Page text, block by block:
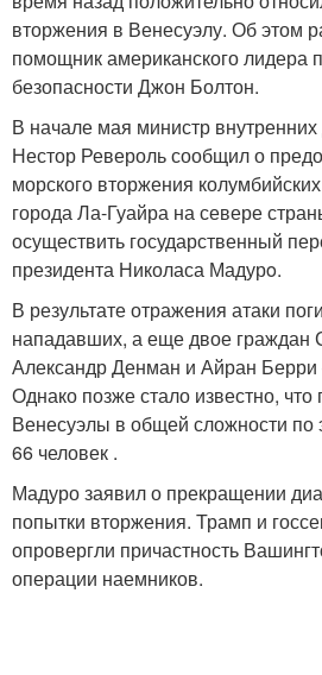
вторжения в Венесуэлу. Об этом
помощник американского лидера
безопасности Джон Болтон.
В начале мая министр
Нестор Ревероль сообщил о
морского вторжения
города Ла-Гуайра на севере
осуществить государственный
президента Николаса Мадурo.
В результате отражения атаки
нападавших, а еще двое
Александр Денман и Айран
Однако позже стало известно, что
Венесуэлы в общей сложности по
66 человек .
Мадуро заявил о прекращении
попытки вторжения. Трамп и
опровергли причастность
операции наемников.